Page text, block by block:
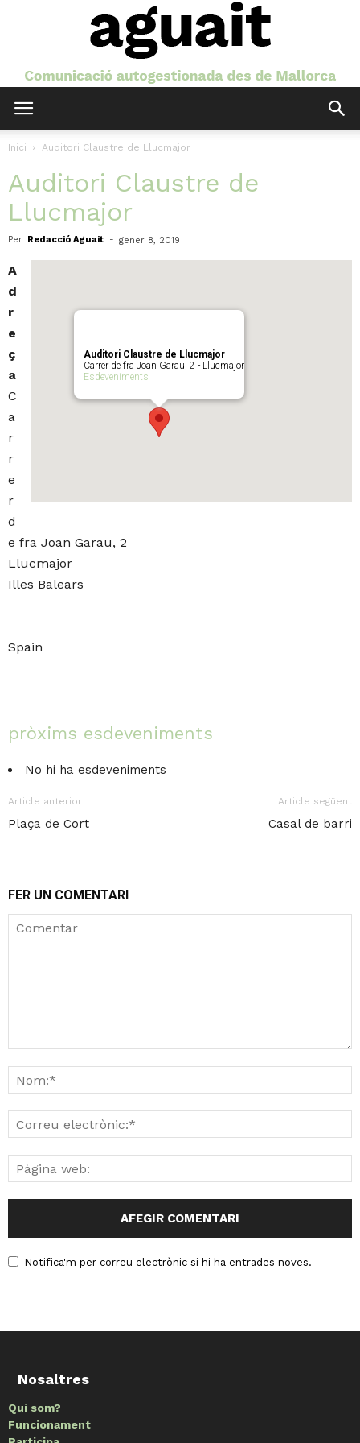
Inici Auditori Claustre de Llucmajor
Auditori Claustre de
Llucmajor
Per Redacció Aguait - gener 8, 2019
Auditori Claustre de Llucmajor
Carrer de fra Joan Garau, 2 - Llucmajor
Esdeveniments
A
d
r
e
ç
a
C
a
r
r
e
r
d
e fra Joan Garau, 2
Llucmajor
Illes Balears
Spain
pròxims esdeveniments
No hi ha esdeveniments
Article anterior
Plaça de Cort
Article següent
Casal de barri
FER UN COMENTARI
Notifica'm per correu electrònic si hi ha entrades noves.
Nosaltres
Qui som?
Funcionament